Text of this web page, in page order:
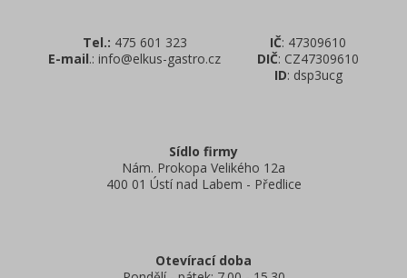
Tel.: 475 601 323
E-mail.: info@elkus-gastro.cz
IČ: 47309610
DIČ: CZ47309610
ID: dsp3ucg
Sídlo firmy
Nám. Prokopa Velikého 12a
400 01 Ústí nad Labem - Předlice
Otevírací doba